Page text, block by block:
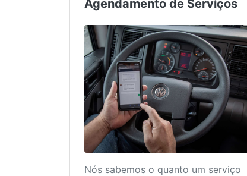
Agendamento de Serviços
Nós sabemos o quanto um serviço